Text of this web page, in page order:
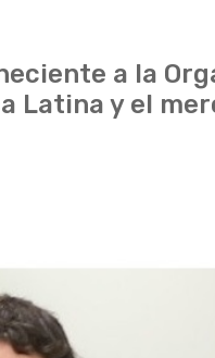
a la
Latina y el